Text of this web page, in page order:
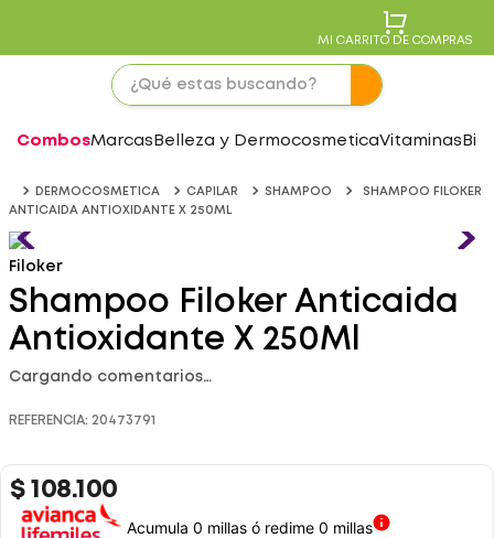
MI CARRITO DE COMPRAS
CombosMarcas Belleza y DermocosmeticaVitaminas
DERMOCOSMETICA CAPILAR SHAMPOO
SHAMPOO FILOKER
ANTICAIDA ANTIOXIDANTE X 250ML
Filoker
Shampoo Filoker Anticaida
Antioxidante X 250Ml
Cargando comentarios…
REFERENCIA: 20473791
$ 108.100
Acumula 0 millas ó redime 0 millas